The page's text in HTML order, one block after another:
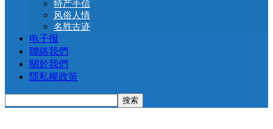
特产手信
风俗人情
名胜古迹
电子报
聯絡我們
關於我們
隱私權政策